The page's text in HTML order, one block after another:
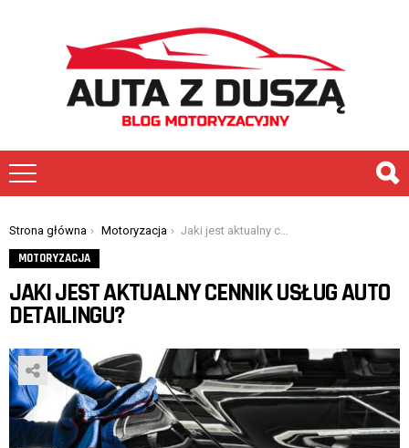
You are here:
Strona główna Motoryzacja Jaki jest aktualny cennik usług auto detailingu?
MOTORYZACJA
JAKI JEST AKTUALNY CENNIK USŁUG AUTO
DETAILINGU?